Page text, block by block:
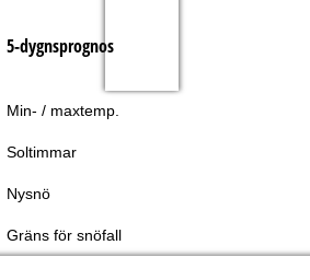
5-dygnsprognos
Min- / maxtemp.
Soltimmar
Nysnö
Gräns för snöfall